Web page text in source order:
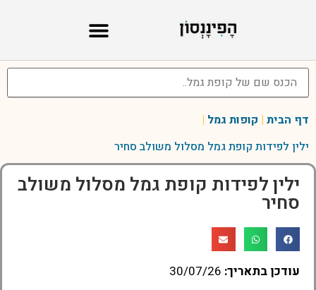
דף הבית | קופות גמל |
ילין לפידות קופת גמל מסלול משולב סחיר
ילין לפידות קופת גמל מסלול משולב
סחיר
עודכן בתאריך: 30/07/26